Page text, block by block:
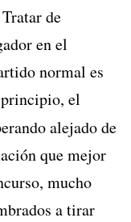
de
en el
normal es
el
alejado de
que mejor
mucho
a tirar